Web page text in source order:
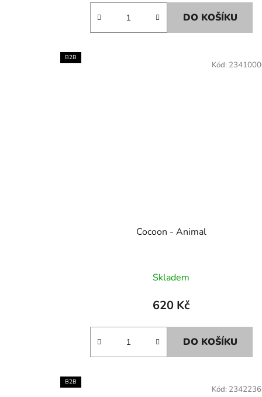
DO KOŠÍKU
B2B
Cocoon - Animal
Skladem
620 Kč
DO KOŠÍKU
Kód:
B2B
Kód: